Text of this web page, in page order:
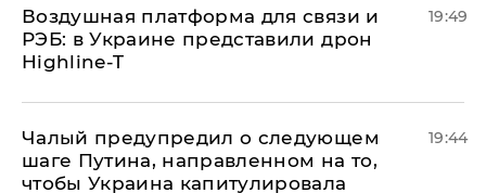
Воздушная платформа для связи и
РЭБ: в Украине представили дрон
Highline-T
19:49
Чалый предупредил о следующем
шаге Путина, направленном на то,
чтобы Украина капитулировала
19:44